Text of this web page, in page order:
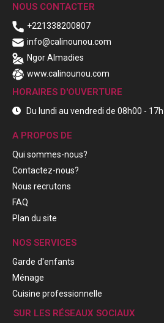
NOUS CONTACTER
+221338200807
info@calinounou.com
Ngor Almadies
www.calinounou.com
HORAIRES D'OUVERTURE
Du lundi au vendredi de 08h00 - 17h
A PROPOS DE
Qui sommes-nous?
Contactez-nous?
Nous recrutons
FAQ
Plan du site
NOS SERVICES
Garde d'enfants
Ménage
Cuisine professionnelle
SUR LES RÉSEAUX SOCIAUX